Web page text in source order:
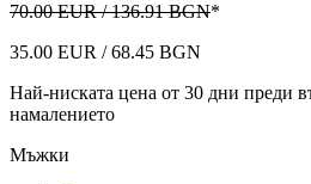
70.00 EUR / 136.91 BGN*
35.00 EUR / 68.45 BGN
Най-ниската цена от 30 дни преди
намалението
Мъжки